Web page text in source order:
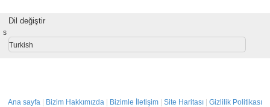
Dil değiştir
s
Turkish
Ana sayfa Bizim Hakkımızda Bizimle İletişim Site Haritası
Gizlilik Politikası